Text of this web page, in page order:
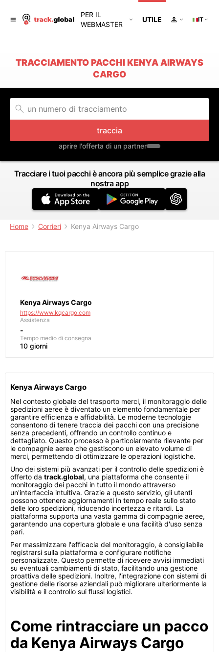
PER IL
WEBMASTER
UTILE IT
TRACCIAMENTO PACCHI KENYA AIRWAYS
CARGO
traccia
aprire l'offerta di un partner
Tracciare i tuoi pacchi è ancora più semplice grazie alla
nostra app
Home Corrieri Kenya Airways Cargo
Kenya Airways Cargo
https://www.kqcargo.com
Assistenza
-
Tempo medio di consegna
10 giorni
Kenya Airways Cargo
Nel contesto globale del trasporto merci, il monitoraggio delle
spedizioni aeree è diventato un elemento fondamentale per
garantire efficienza e affidabilità. Le moderne tecnologie
consentono di tenere traccia dei pacchi con una precisione
senza precedenti, offrendo un controllo continuo e
dettagliato. Questo processo è particolarmente rilevante per
le compagnie aeree che gestiscono un elevato volume di
merci, permettendo di ottimizzare le operazioni logistiche.
Uno dei sistemi più avanzati per il controllo delle spedizioni è
offerto da track.global, una piattaforma che consente il
monitoraggio dei pacchi in tutto il mondo attraverso
un'interfaccia intuitiva. Grazie a questo servizio, gli utenti
possono ottenere aggiornamenti in tempo reale sullo stato
delle loro spedizioni, riducendo incertezza e ritardi. La
piattaforma supporta una vasta gamma di compagnie aeree,
garantendo una copertura globale e una facilità d'uso senza
pari.
Per massimizzare l'efficacia del monitoraggio, è consigliabile
registrarsi sulla piattaforma e configurare notifiche
personalizzate. Questo permette di ricevere avvisi immediati
su eventuali cambiamenti di stato, facilitando una gestione
proattiva delle spedizioni. Inoltre, l'integrazione con sistemi di
gestione delle risorse aziendali può migliorare ulteriormente la
visibilità e il controllo sui flussi logistici.
Come rintracciare un pacco
da Kenya Airways Cargo